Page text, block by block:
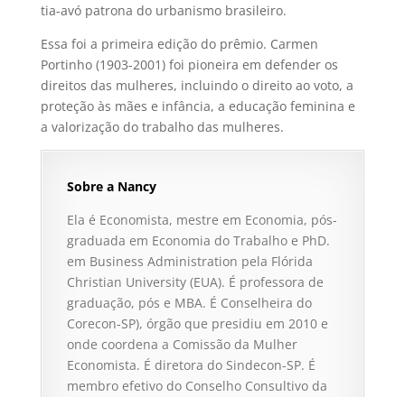
tia-avó patrona do urbanismo brasileiro.
Essa foi a primeira edição do prêmio. Carmen
Portinho (1903-2001) foi pioneira em defender os
direitos das mulheres, incluindo o direito ao voto, a
proteção às mães e infância, a educação feminina e
a valorização do trabalho das mulheres.
Sobre a Nancy
Ela é Economista, mestre em Economia, pós-
graduada em Economia do Trabalho e PhD.
em Business Administration pela Flórida
Christian University (EUA). É professora de
graduação, pós e MBA. É Conselheira do
Corecon-SP), órgão que presidiu em 2010 e
onde coordena a Comissão da Mulher
Economista. É diretora do Sindecon-SP. É
membro efetivo do Conselho Consultivo da